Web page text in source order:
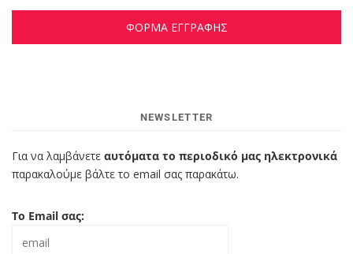
ΦΟΡΜΑ ΕΓΓΡΑΦΗΣ
NEWSLETTER
Για να λαμβάνετε αυτόματα το περιοδικό μας ηλεκτρονικά
παρακαλούμε βάλτε το email σας παρακάτω.
Το Email σας: